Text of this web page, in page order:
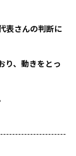
表さんの判断に
り、動きをとっ